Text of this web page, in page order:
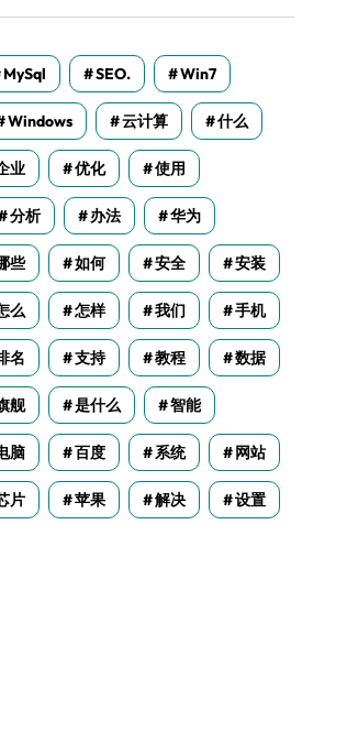
MySql SEO. Win7
Windows 云计算 什么
业 优化 使用
分析 办法 华为
些 如何 安全 安装
么 怎样 我们 手机
名 支持 教程 数据
舰 是什么 智能
脑 百度 系统 网站
片 苹果 解决 设置